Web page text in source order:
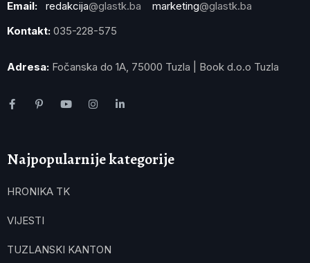
Email: redakcija@glastk.ba marketing@glastk.ba
Kontakt: 035-228-575
Adresa: Fočanska do 1A, 75000 Tuzla | Book d.o.o Tuzla
Najpopularnije kategorije
HRONIKA TK
VIJESTI
TUZLANSKI KANTON